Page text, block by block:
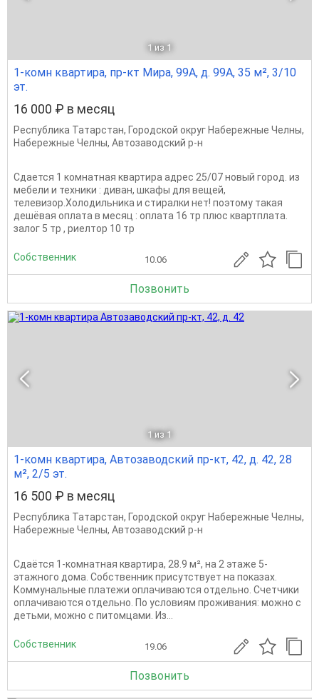
1 из 1
1-комн квартира, пр-кт Мира, 99А, д. 99А, 35 м², 3/10
эт.
16 000 ₽ в месяц
Республика Татарстан, Городской округ Набережные Челны,
Набережные Челны, Автозаводский р-н
Сдается 1 комнатная квартира адрес 25/07 новый город. из
мебели и техники : диван, шкафы для вещей,
телевизор.Холодильника и стиралки нет! поэтому такая
дешёвая оплата в месяц : оплата 16 тр плюс квартплата.
залог 5 тр , риелтор 10 тр
Собственник 10.06
Позвонить
1 из 1
1-комн квартира, Автозаводский пр-кт, 42, д. 42, 28
м², 2/5 эт.
16 500 ₽ в месяц
Республика Татарстан, Городской округ Набережные Челны,
Набережные Челны, Автозаводский р-н
Сдаётся 1-комнатная квартира, 28.9 м², на 2 этаже 5-
этажного дома. Собственник присутствует на показах.
Коммунальные платежи оплачиваются отдельно. Счетчики
оплачиваются отдельно. По условиям проживания: можно с
детьми, можно с питомцами. Из...
Собственник 19.06
Позвонить